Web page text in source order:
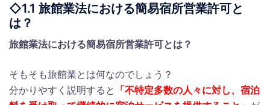
◇1.1 旅館業法における簡易宿所営業許可と
は？
旅館業法における簡易宿所営業許可とは？
そもそも旅館業とは何なのでしょう？
分かりやすく説明すると 「不特定多数の人々に対し、宿泊